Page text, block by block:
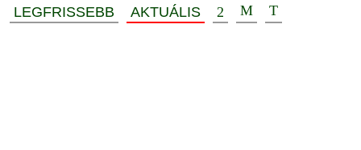
LEGFRISSEBB AKTUÁLIS